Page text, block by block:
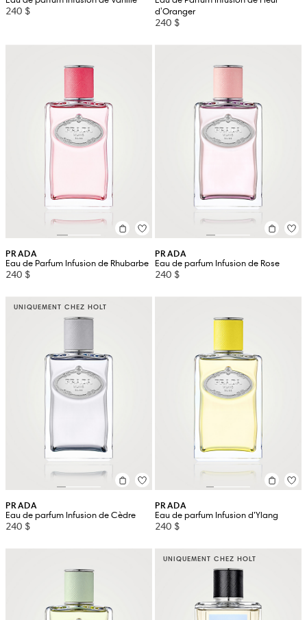
240 $
d'Oranger
240 $
PRADA
Eau de Parfum Infusion de Rhubarbe
240 $
PRADA
Eau de parfum Infusion de Rose
240 $
UNIQUEMENT CHEZ HOLT
PRADA
Eau de parfum Infusion de Cèdre
240 $
PRADA
Eau de parfum Infusion d’Ylang
240 $
UNIQUEMENT CHEZ HOLT